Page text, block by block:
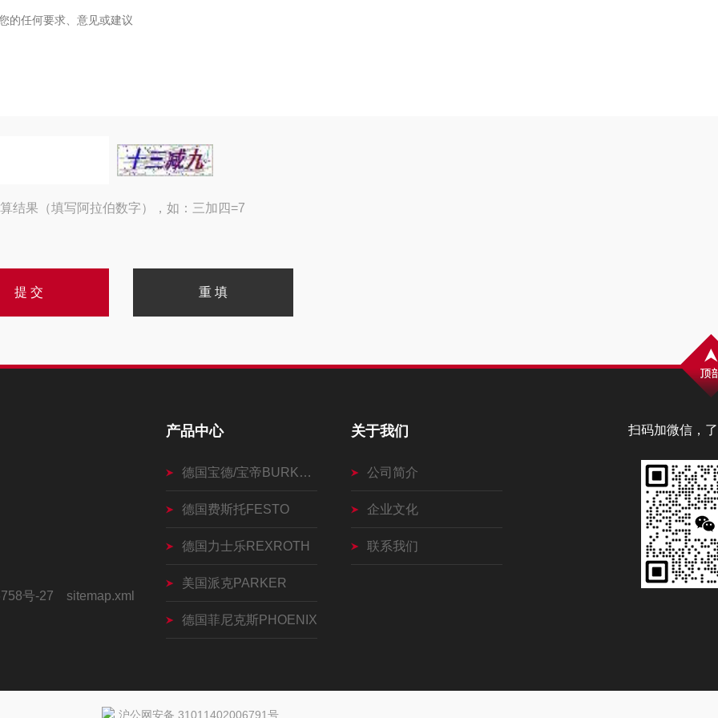
结果（填写阿拉伯数字），如：三加四=7
扫码加微信，
号-27 sitemap.xml
产品中心
德国宝德/宝帝BURKERT
德国费斯托FESTO
德国力士乐REXROTH
美国派克PARKER
德国菲尼克斯PHOENIX
关于我们
公司简介
企业文化
联系我们
沪公网安备 31011402006791号